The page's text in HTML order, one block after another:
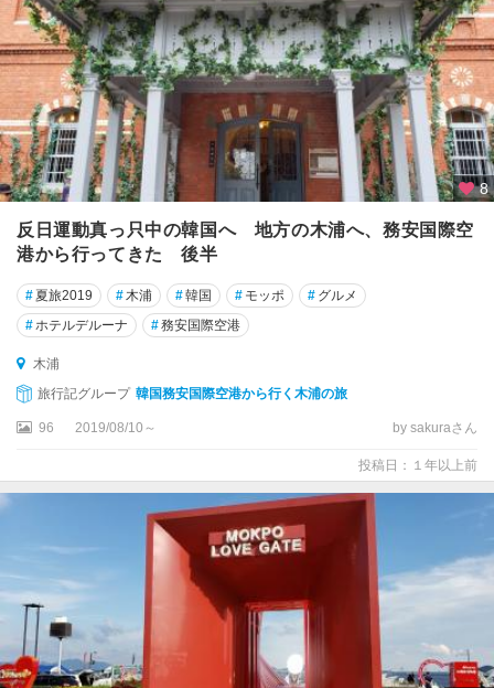
8
反日運動真っ只中の韓国へ 地方の木浦へ、務安国際空
港から行ってきた 後半
# 夏旅2019 # 木浦 #韓国 # モッポ # グルメ
# ホテルデルーナ #務安国際空港
木浦
旅行記グループ 韓国務安国際空港から行く木浦の旅
96 2019/08/10～ by sakuraさん
投稿日：１年以上前